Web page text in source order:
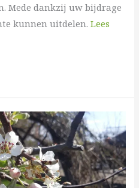
Mede dankzij uw bijdrage
kunnen uitdelen.Lees